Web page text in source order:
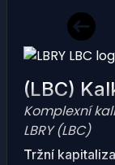
(LBC)
Komplexní
LBRY (LBC)
Tržní